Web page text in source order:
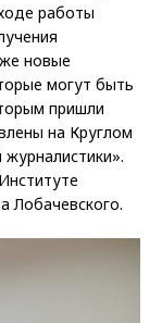
работы
новые
могут быть
пришли
на Круглом
Лобачевского.